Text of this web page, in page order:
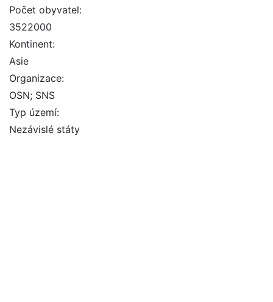
Počet obyvatel:
3522000
Kontinent:
Asie
Organizace:
OSN; SNS
Typ území:
Nezávislé státy